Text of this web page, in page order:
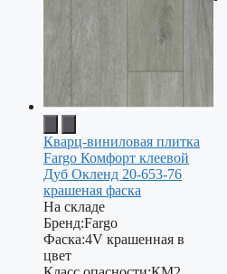
Кварц-виниловая плитка
Fargo Комфорт клеевой
Дуб Окленд 20-653-76
крашеная фаска
На складе
Бренд:Fargo
Фаска:4V крашенная в
цвет